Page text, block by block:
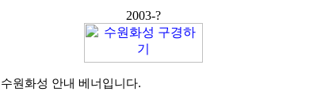
2003-?
원화성 안내 베너입니다.